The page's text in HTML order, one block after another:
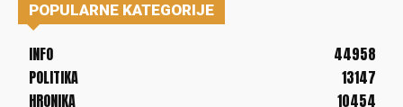
POPULARNE KATEGORIJE
INFO
44958
POLITIKA
13147
HRONIKA
10454